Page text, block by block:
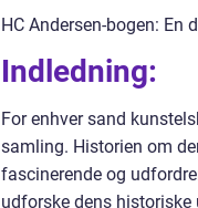
HC Andersen-bogen: En
Indledning:
For enhver sand
samling. Historien om
fascinerende og
udforske dens